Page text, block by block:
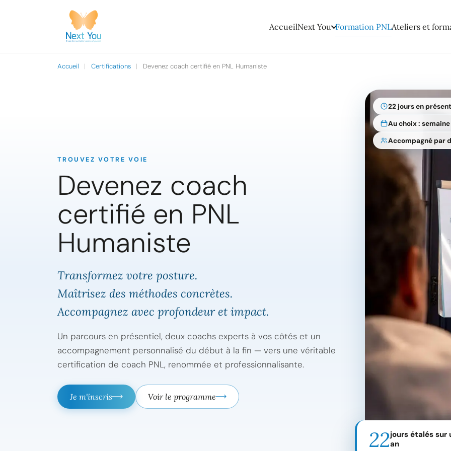
AccueilNext You Formation PNLAteliers et
Accueil | Certifications | Devenez coach certifié en PNL Humaniste
TROUVEZ VOTRE VOIE
Devenez coach
certifié en PNL
Humaniste
Transformez votre posture.
Maîtrisez des méthodes concrètes.
Accompagnez avec profondeur et impact.
Un parcours en présentiel, deux coachs experts à vos côtés et un
accompagnement personnalisé du début à la fin — vers une véritable
certification de coach PNL, renommée et professionnalisante.
Je m'inscris Voir le programme
22jours étalés sur
an
22 jours en
Au choix :
Accompagné par